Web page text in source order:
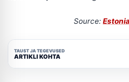
Source:
TAUST JA TEGEVUSED
ARTIKLI KOHTA